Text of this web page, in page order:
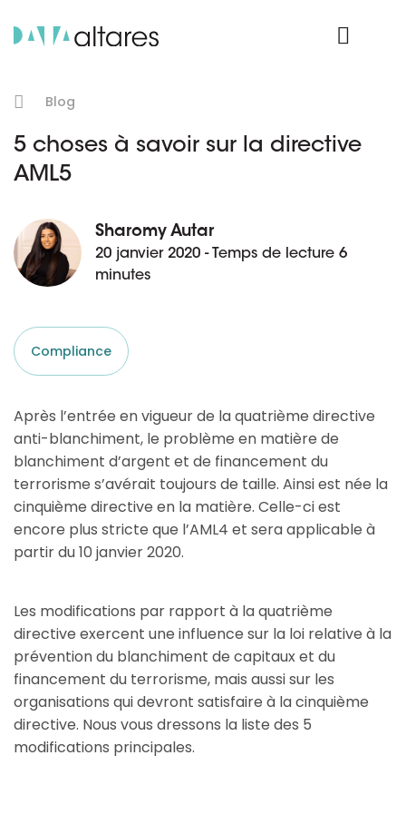
Blog
5 choses à savoir sur la directive
AML5
Sharomy Autar
20 janvier 2020 - Temps de lecture 6
minutes
Compliance
Après l’entrée en vigueur de la quatrième directive
anti-blanchiment, le problème en matière de
blanchiment d’argent et de financement du
terrorisme s’avérait toujours de taille. Ainsi est née la
cinquième directive en la matière. Celle-ci est
encore plus stricte que l’AML4 et sera applicable à
partir du 10 janvier 2020.
Les modifications par rapport à la quatrième
directive exercent une influence sur la loi relative à la
prévention du blanchiment de capitaux et du
financement du terrorisme, mais aussi sur les
organisations qui devront satisfaire à la cinquième
directive. Nous vous dressons la liste des 5
modifications principales.